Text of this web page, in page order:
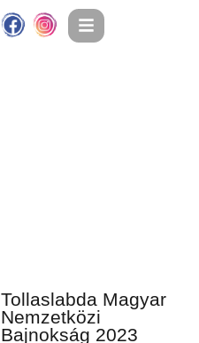
Tollaslabda Magyar
Nemzetközi
Bajnokság 2023